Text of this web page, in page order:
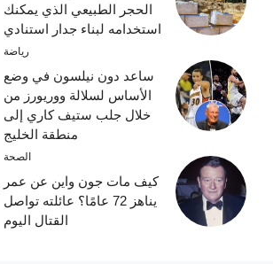
الحجر الطبيعي الذي يمكنك
استخدامه لبناء جدار استنادي
رياضة
ساعد دون نيلسون في وضع
الأساس لسلالة ووريورز من
خلال جلب ستيف كاري إلى
منطقة الخليج
الصحة
كيف مات جون واين عن عمر
يناهز 72 عامًا؟ عائلته تواصل
القتال اليوم